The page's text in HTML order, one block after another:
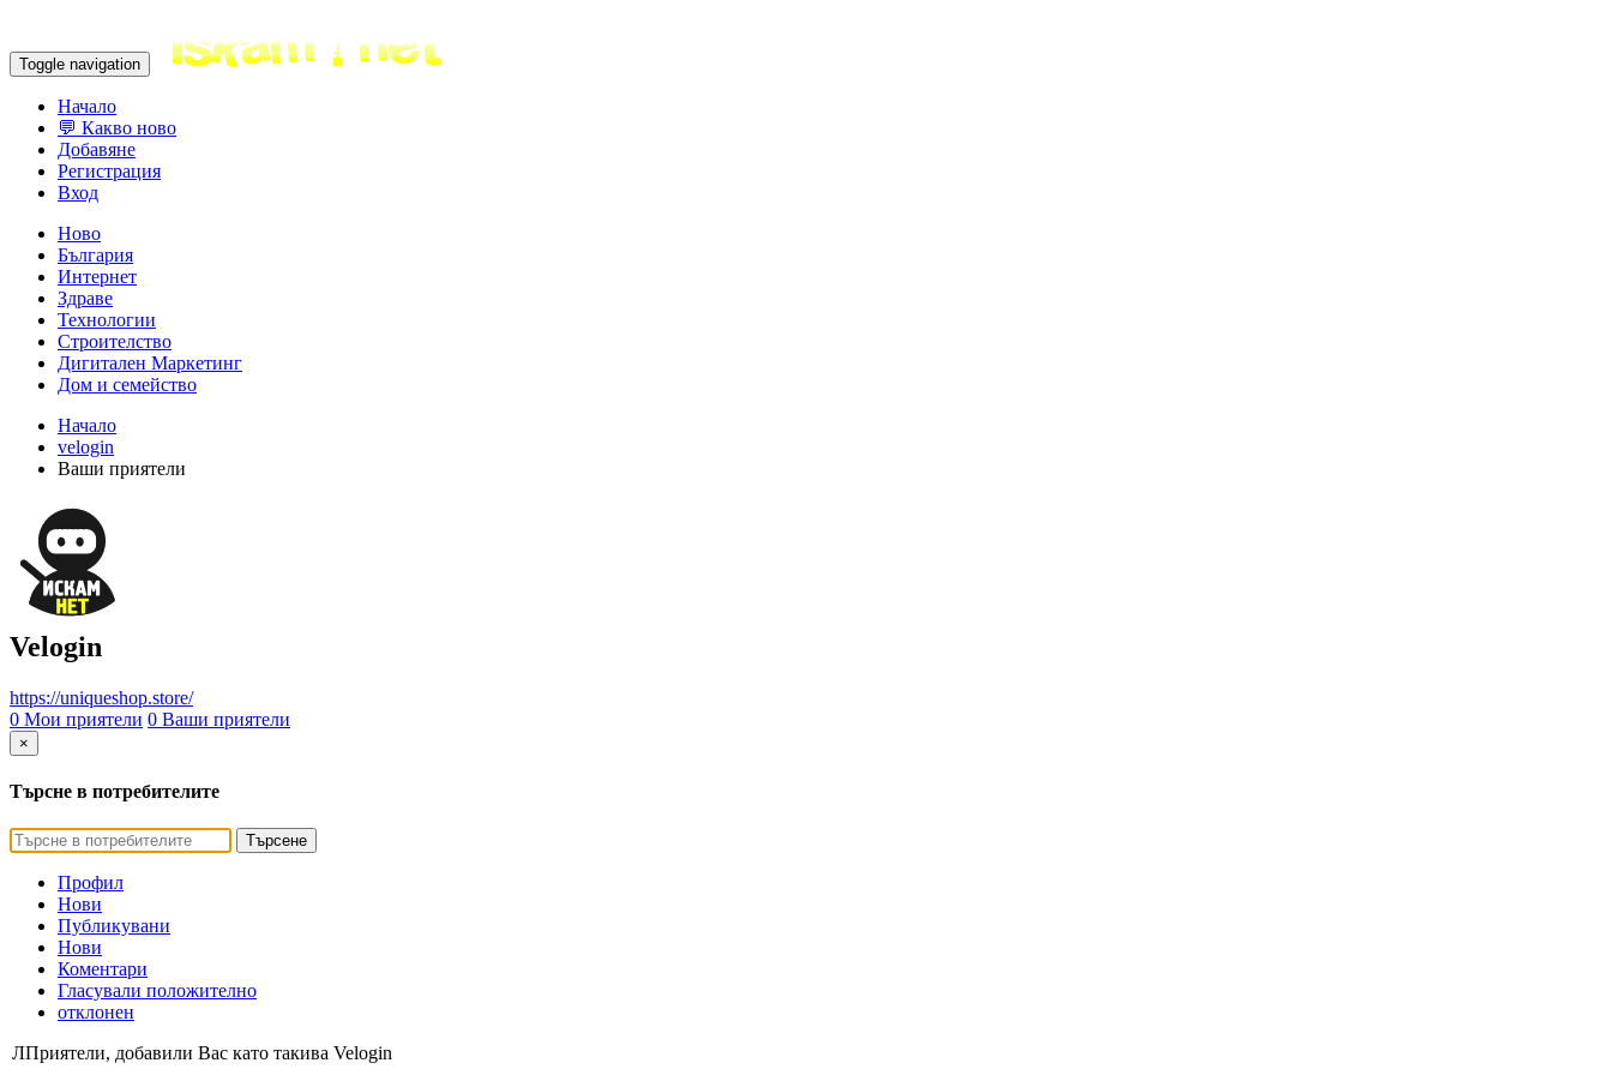
Toggle navigation
Начало
💬 Какво ново
Добавяне
Регистрация
Вход
Ново
България
Интернет
Здраве
Технологии
Строителство
Дигитален Маркетинг
Дом и семейство
Начало
velogin
Ваши приятели
Velogin
https://uniqueshop.store/
0 Мои приятели 0 Ваши приятели
×
Търсне в потребителите
Търсене
Профил
Нови
Публикувани
Нови
Коментари
Гласували положително
отклонен
ЛПриятели, добавили Вас като такива Velogin